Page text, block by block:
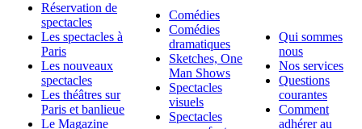
Réservation de
spectacles
Les spectacles à
Paris
Les nouveaux
spectacles
Les théâtres sur
Paris et banlieue
Le Magazine
Comédies
Comédies
dramatiques
Sketches, One
Man Shows
Spectacles
visuels
Spectacles
Qui sommes
nous
Nos services
Questions
courantes
Comment
adhérer au